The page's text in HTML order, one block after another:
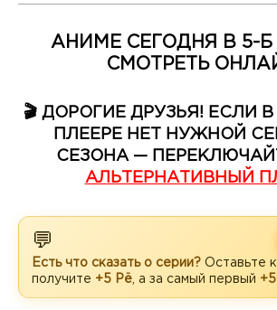
АНИМЕ СЕГОДНЯ В 5-Б
СМОТРЕТЬ
🎬 ДОРОГИЕ ДРУЗЬЯ! ЕСЛИ
ПЛЕЕРЕ НЕТ НУЖНОЙ
СЕЗОНА —
АЛЬТЕРНАТИВНЫЙ
💬
Есть что сказать о серии? Оставьте
получите +5 Рё , а за самый первый